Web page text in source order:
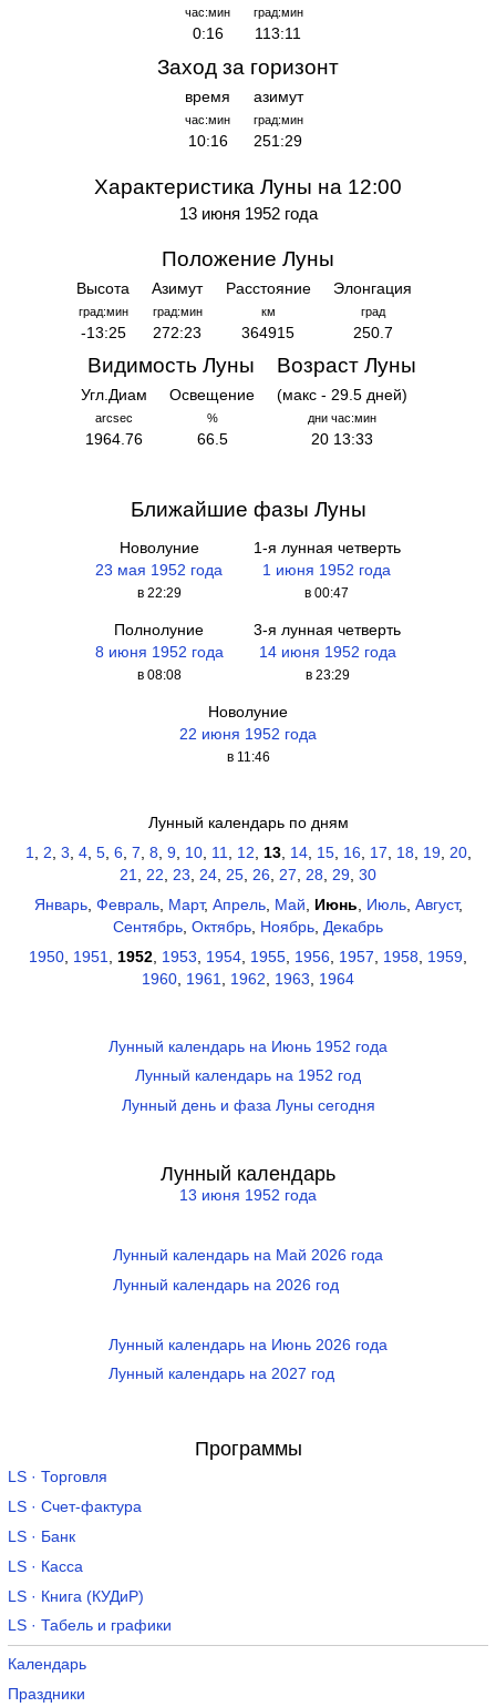
час:мин
0:16
град:мин
113:11
Заход за горизонт
время
час:мин
10:16
азимут
град:мин
251:29
Характеристика Луны на 12:00
13 июня 1952 года
Положение Луны
Высота
град:мин
-13:25
Азимут
град:мин
272:23
Расстояние
км
364915
Элонгация
град
250.7
Видимость Луны
Угл.Диам
arcsec
1964.76
Освещение
%
66.5
Возраст Луны
(макс - 29.5 дней)
дни час:мин
20 13:33
Ближайшие фазы Луны
Новолуние
23 мая 1952 года
в 22:29
1-я лунная четверть
1 июня 1952 года
в 00:47
Полнолуние
8 июня 1952 года
в 08:08
3-я лунная четверть
14 июня 1952 года
в 23:29
Новолуние
22 июня 1952 года
в 11:46
Лунный календарь по дням
1, 2, 3, 4, 5, 6, 7, 8, 9, 10, 11, 12, 13, 14, 15, 16, 17, 18, 19, 20,
21, 22, 23, 24, 25, 26, 27, 28, 29, 30
Январь, Февраль, Март, Апрель, Май Июнь Июль, Август,
Сентябрь Октябрь Ноябрь Декабрь
1950 1951 1952 1953 1954 1955 1956 1957 1958 1959
1960 1961 1962 1963 1964
Лунный календарь на Июнь 1952 года
Лунный календарь на 1952 год
Лунный день и фаза Луны сегодня
Лунный календарь
13 июня 1952 года
Лунный календарь на Май 2026 года
Лунный календарь на 2026 год
Лунный календарь на Июнь 2026 года
Лунный календарь на 2027 год
Программы
LS · Торговля
LS · Счет-фактура
LS · Банк
LS · Касса
LS · Книга (КУДиР)
LS · Табель и графики
Календарь
Праздники